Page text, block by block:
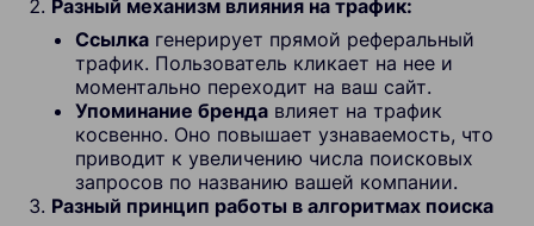
Разный механизм влияния на трафик:
Ссылка генерирует прямой реферальный
трафик. Пользователь кликает на нее и
моментально переходит на ваш сайт.
Упоминание бренда влияет на трафик
косвенно. Оно повышает узнаваемость, что
приводит к увеличению числа поисковых
запросов по названию вашей компании.
Разный принцип работы в алгоритмах поиска